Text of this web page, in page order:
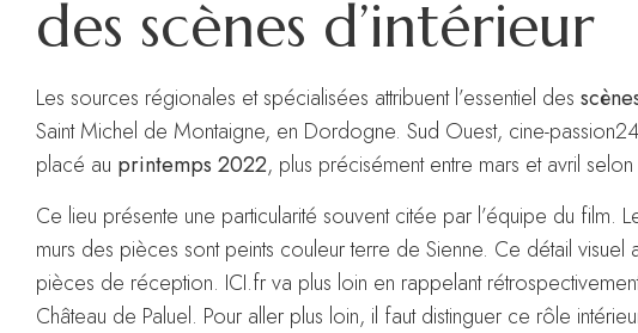
des scènes d’intérieur
Les sources régionales et spécialisées attribuent l’essentiel des
Saint Michel de Montaigne, en Dordogne. Sud Ouest, cine-
placé au printemps 2022, plus précisément entre mars et avril
Ce lieu présente une particularité souvent citée par l’équipe du film.
murs des pièces sont peints couleur terre de Sienne. Ce détail
pièces de réception. ICI.fr va plus loin en rappelant
Château de Paluel. Pour aller plus loin, il faut distinguer ce rôle